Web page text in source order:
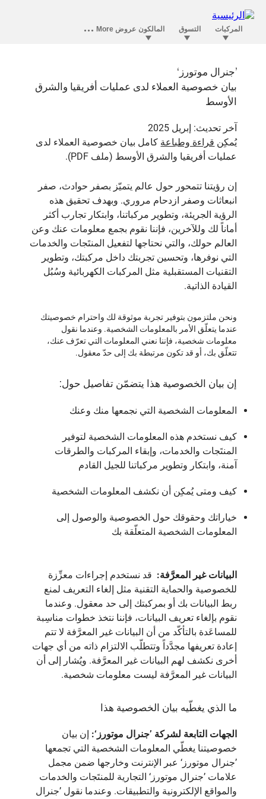
’جنرال موتورز‘
بيان خصوصية العملاء لدى عمليات أفريقيا والشرق
الأوسط
آخر تحديث: إبريل 2025
يُمكِنقراءة وطباعةكامل بيان خصوصية العملاء لدى
عمليات أفريقيا والشرق الأوسط (ملف PDF).
إن رؤيتنا تتمحور حول عالم يتميّز بصفر حوادث، صفر
انبعاثات وصفر ازدحام مروري. وبهدف تحقيق هذه
الرؤية الجريئة، وتطوير مركباتنا، وابتكار تجارب أكثر
أماناً لك وللآخرين، فإننا نقوم بجمع معلومات عنك وعن
العالم حولك، والتي نحتاجها لتفعيل المنتَجات والخدمات
التي نوفرها، وتحسين تجربتك داخل مركبتك، وتطوير
التقنيات المستقبلية مثل المركبات الكهربائية وسُبُل
القيادة الذاتية.
ونحن ملتزمون بتوفير تجربة موثوقة لك واحترام خصوصيتك
عندما يتعلّق الأمر بالمعلومات الشخصية. وعندما نقول
معلومات شخصية، فإننا نعني المعلومات التي تعرّف عنك،
تتعلّق بك، أو قد تكون مرتبطة بك إلى حدّ معقول.
إن بيان الخصوصية هذا يتضمّن تفاصيل حول:
المعلومات الشخصية التي نجمعها منك وعنك
كيف نستخدم هذه المعلومات الشخصية لتوفير
المنتَجات والخدمات، وإبقاء المركبات والطرقات
آمنة، وابتكار وتطوير مركباتنا للجيل القادم
كيف ومتى يُمكِن أن نكشف المعلومات الشخصية
خياراتك وحقوقك حول الخصوصية والوصول إلى
المعلومات الشخصية المتعلّقة بك
البيانات غير المعرَّفة:قد نستخدم إجراءات معزِّزة
للخصوصية والحماية التقنية مثل إلغاء التعريف لمنع
ربط البيانات بك أو بمركبتك إلى حد معقول. وعندما
نقوم بإلغاء تعريف البيانات، فإننا نتخذ خطوات مناسِبة
للمساعَدة بالتأكّد من أن البيانات غير المعرَّفة لا تتم
إعادة تعريفها مجدَّداً وتتطلّب الالتزام ذاته من أي جهات
أخرى نكشف لهم البيانات غير المعرَّفة. ويُشار إلى أن
البيانات غير المعرَّفة ليست معلومات شخصية.
ما الذي يغطّيه بيان الخصوصية هذا
الجهات التابعة لشركة ’جنرال موتورز‘:إن بيان
خصوصيتنا يغطّي المعلومات الشخصية التي تجمعها
’جنرال موتورز‘ عبر الإنترنت وخارجها ضمن مجمل
علامات ’جنرال موتورز‘ التجارية للمنتَجات والخدمات
والمواقع الإلكترونية والتطبيقات. وعندما نقول ’جنرال